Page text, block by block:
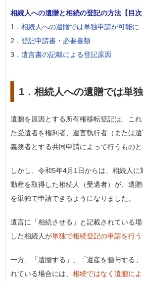
相続人への遺贈と相続の登記の方法【目次
1． 相続人への遺贈では単独申請が可能に
2． 登記申請書・必要書類
3． 遺言書の記載による登記原因
1．相続人への遺贈では単
遺贈を原因とする所有権移転登記は、こ
た受遺者を権利者、遺言執行者（または
義務者とする共同申請によって行うものと
しかし、令和5年4月1日からは、相続人に
動産を取得した相続人（受遺者）が、遺
を単独で申請できるようになりました。
遺言に「相続させる」と記載されている
した相続人が単独で相続登記の申請を行う
一方、「遺贈する」、「遺産を贈与する
れている場合には、 相続ではなく遺贈に